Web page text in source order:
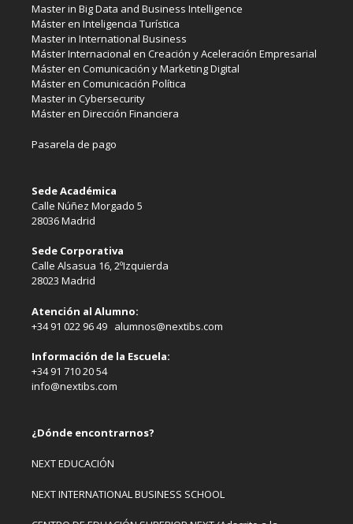
Master in Big Data and Business Intelligence
Máster en Inteligencia Turística
Master in International Business
Máster Internacional en Creación y Aceleración Empresarial
Máster en Comunicación y Marketing Digital
Máster en Comunicación Política
Master in Cybersecurity
Máster en Dirección Financiera
Pasarela de pago
Sede Académica
Calle Núñez Morgado 5
28036 Madrid
Sede Corporativa
Calle Alsasua 16, 2ºIzquierda
28023 Madrid
Atención al Alumno:
+34 91 022 96 49 alumnos@nextibs.com
Información de la Escuela:
+34 91 710 20 54
info@nextibs.com
¿Dónde encontrarnos?
NEXT EDUCACIÓN
NEXT INTERNATIONAL BUSINESS SCHOOL